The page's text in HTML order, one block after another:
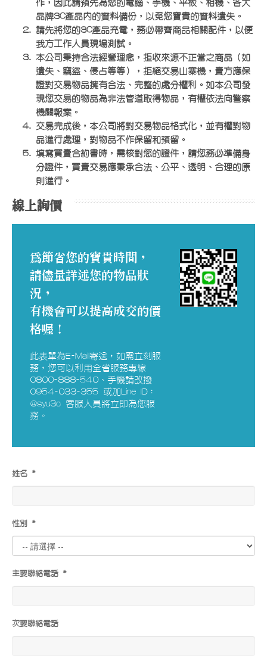
作，因此請預先為您的電腦、手機、平板、相機、各大
品牌3C產品內的資料備份，以免您寶貴的資料遺失。
請先將您的3C產品充電，務必帶齊商品相關配件，以便
我方工作人員現場測試。
本公司秉持合法經營理念，拒收來源不正當之商品（如
遺失、竊盜、侵占等等），拒絕交易山寨機，賣方應保
證對交易物品擁有合法、完整的處分權利。如本公司發
現您交易的物品為非法管道取得物品，有權依法向警察
機關報案。
交易完成後，本公司將對交易物品格式化，並有權對物
品進行處理，對物品不作保留和預留。
填寫買賣合約書時，需核對您的證件，請您務必準備身
分證件，買賣交易應秉承合法、公平、透明、合理的原
則進行。
線上詢價
為節省您的寶貴時間，
請儘量詳述您的物品狀
況，
有機會可以提高成交的價
格喔！
此表單為E-Mail寄送，如需立刻服
務，您可以利用全省服務專線
0800-888-540、手機請改撥
0954-033-355 或加Line ID：
@syu3c 客服人員將立即為您服
務。
姓名 *
性別 *
主要聯絡電話 *
次要聯絡電話